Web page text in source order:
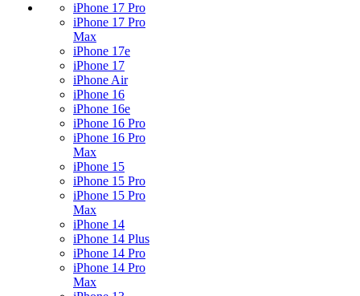
iPhone 17 Pro
iPhone 17 Pro
Max
iPhone 17e
iPhone 17
iPhone Air
iPhone 16
iPhone 16e
iPhone 16 Pro
iPhone 16 Pro
Max
iPhone 15
iPhone 15 Pro
iPhone 15 Pro
Max
iPhone 14
iPhone 14 Plus
iPhone 14 Pro
iPhone 14 Pro
Max